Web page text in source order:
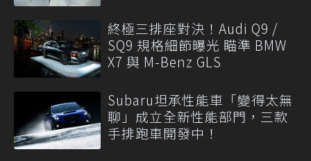
終極三排座對決！Audi Q9 /
SQ9 規格細節曝光 瞄準 BMW
X7 與 M-Benz GLS
Subaru坦承性能車「變得太無
聊」成立全新性能部門，三款
手排跑車開發中！